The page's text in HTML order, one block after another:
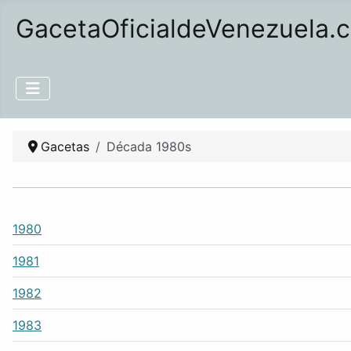
Gacetas Década 1980s
1980
1981
1982
1983